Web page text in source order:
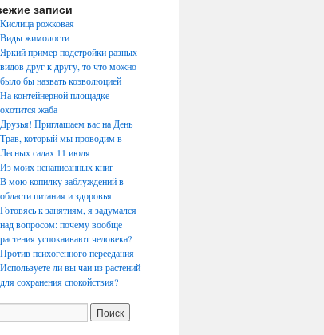
записи
Кислица рожковая
Виды жимолости
Яркий пример подстройки разных
видов друг к другу, то что можно
было бы назвать коэволюцией
На контейнерной площадке
охотится жаба
Друзья! Приглашаем вас на День
Трав, который мы проводим в
Лесных садах 11 июля
Из моих ненаписанных книг
В мою копилку заблуждений в
области питания и здоровья
Готовясь к занятиям, я задумался
над вопросом: почему вообще
растения успокаивают человека?
Против психогенного переедания
Используете ли вы чаи из растений
для сохранения спокойствия?